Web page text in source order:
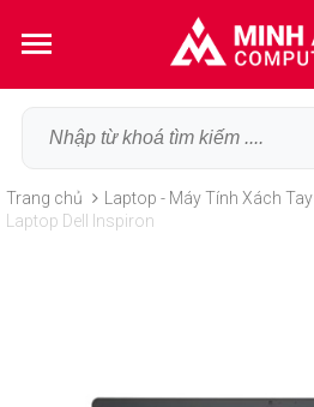
Trang chủ Laptop - Máy Tính Xách Tay
Laptop Dell Inspiron